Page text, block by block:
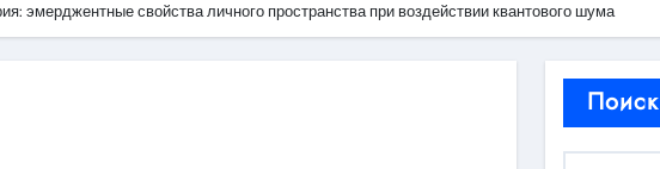
тестирования компонентов и обнаружения неисправностей
эмерджентные свойства личного пространства при воздействии квантового шума
Поиск